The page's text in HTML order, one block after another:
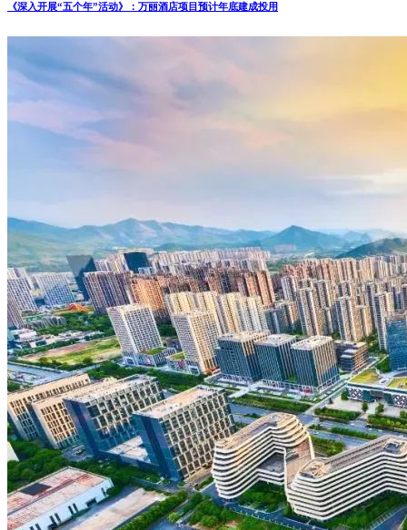
《深入开展“五个年”活动》：万丽酒店项目预计年底建成投用